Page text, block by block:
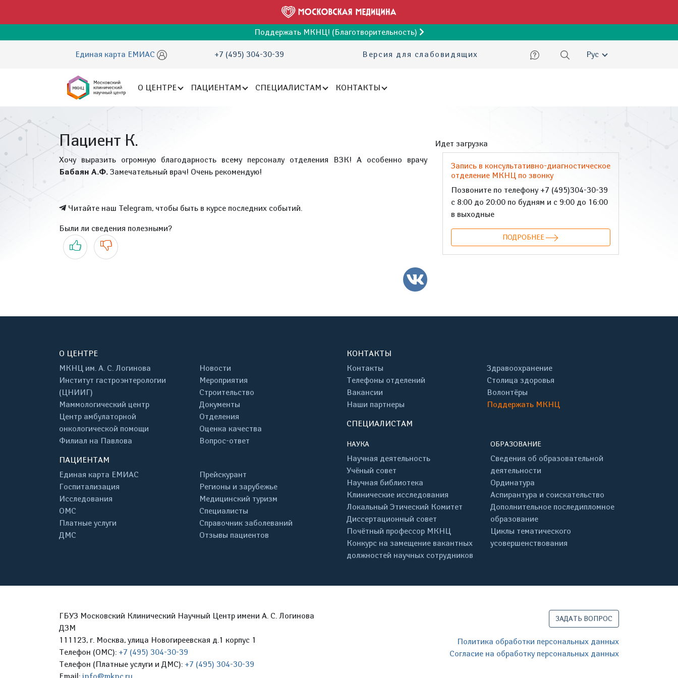
Поддержать МКНЦ! (Благотворительность)
Единая карта ЕМИАС +7 (495) 304-30-39 Версия для слабовидящих Русский
О ЦЕНТРЕ ПАЦИЕНТАМ СПЕЦИАЛИСТАМ КОНТАКТЫ
Пациент К.
Хочу выразить огромную благодарность всему персоналу отделения ВЗК! А особенно врачу
Бабаян А.Ф. Замечательный врач! Очень рекомендую!
Читайте наш Telegram, чтобы быть в курсе последних событий.
Были ли сведения полезными?
Да Нет
ВКонтакте
Идет загрузка
Запись в консультативно-диагностическое
отделение МКНЦ по звонку
Позвоните по телефону +7 (495)304-30-39
с 8:00 до 20:00 по будням и с 9:00 до 16:00
в выходные
ПОДРОБНЕЕ
О ЦЕНТРЕ
МКНЦ им. А. С. Логинова
Институт гастроэнтерологии
(ЦНИИГ)
Маммологический центр
Центр амбулаторной
онкологической помощи
Филиал на Павлова
Новости
Мероприятия
Строительство
Документы
Отделения
Оценка качества
Вопрос-ответ
ПАЦИЕНТАМ
Единая карта ЕМИАС
Госпитализация
Исследования
ОМС
Платные услуги
ДМС
Прейскурант
Регионы и зарубежье
Медицинский туризм
Специалисты
Справочник заболеваний
Отзывы пациентов
КОНТАКТЫ
Контакты
Телефоны отделений
Вакансии
Наши партнеры
Здравоохранение
Столица здоровья
Волонтёры
Поддержать МКНЦ
СПЕЦИАЛИСТАМ
НАУКА
Научная деятельность
Учёный совет
Научная библиотека
Клинические исследования
Локальный Этический Комитет
Диссертационный совет
Почётный профессор МКНЦ
Конкурс на замещение вакантных
должностей научных сотрудников
ОБРАЗОВАНИЕ
Сведения об образовательной
деятельности
Ординатура
Аспирантура и соискательство
Дополнительное последипломное
образование
Циклы тематического
усовершенствования
ГБУЗ Московский Клинический Научный Центр имени А. С. Логинова
ДЗМ
111123, г. Москва, улица Новогиреевская д.1 корпус 1
Телефон (ОМС): +7 (495) 304-30-39
Телефон (Платные услуги и ДМС): +7 (495) 304-30-39
ЗАДАТЬ ВОПРОС
Политика обработки персональных данных
Согласие на обработку персональных данных